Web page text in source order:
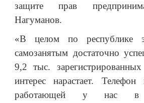
защите прав
Нагуманов.
«В целом по республике
самозанятым достаточно
9,2 тыс.
интерес нарастает.
работающей у нас